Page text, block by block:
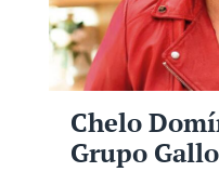
Chelo
Grupo Gallo